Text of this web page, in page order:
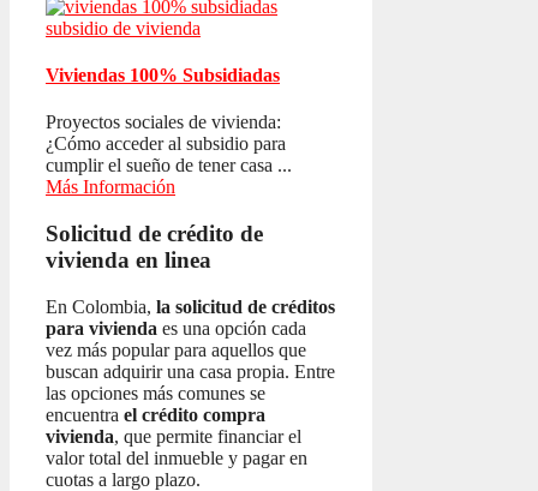
Viviendas 100% Subsidiadas
Proyectos sociales de vivienda:
¿Cómo acceder al subsidio para
cumplir el sueño de tener casa ...
Más Información
Solicitud de crédito de
vivienda en linea
En Colombia, la solicitud de créditos
para vivienda es una opción cada
vez más popular para aquellos que
buscan adquirir una casa propia. Entre
las opciones más comunes se
encuentra el crédito compra
vivienda, que permite financiar el
valor total del inmueble y pagar en
cuotas a largo plazo.